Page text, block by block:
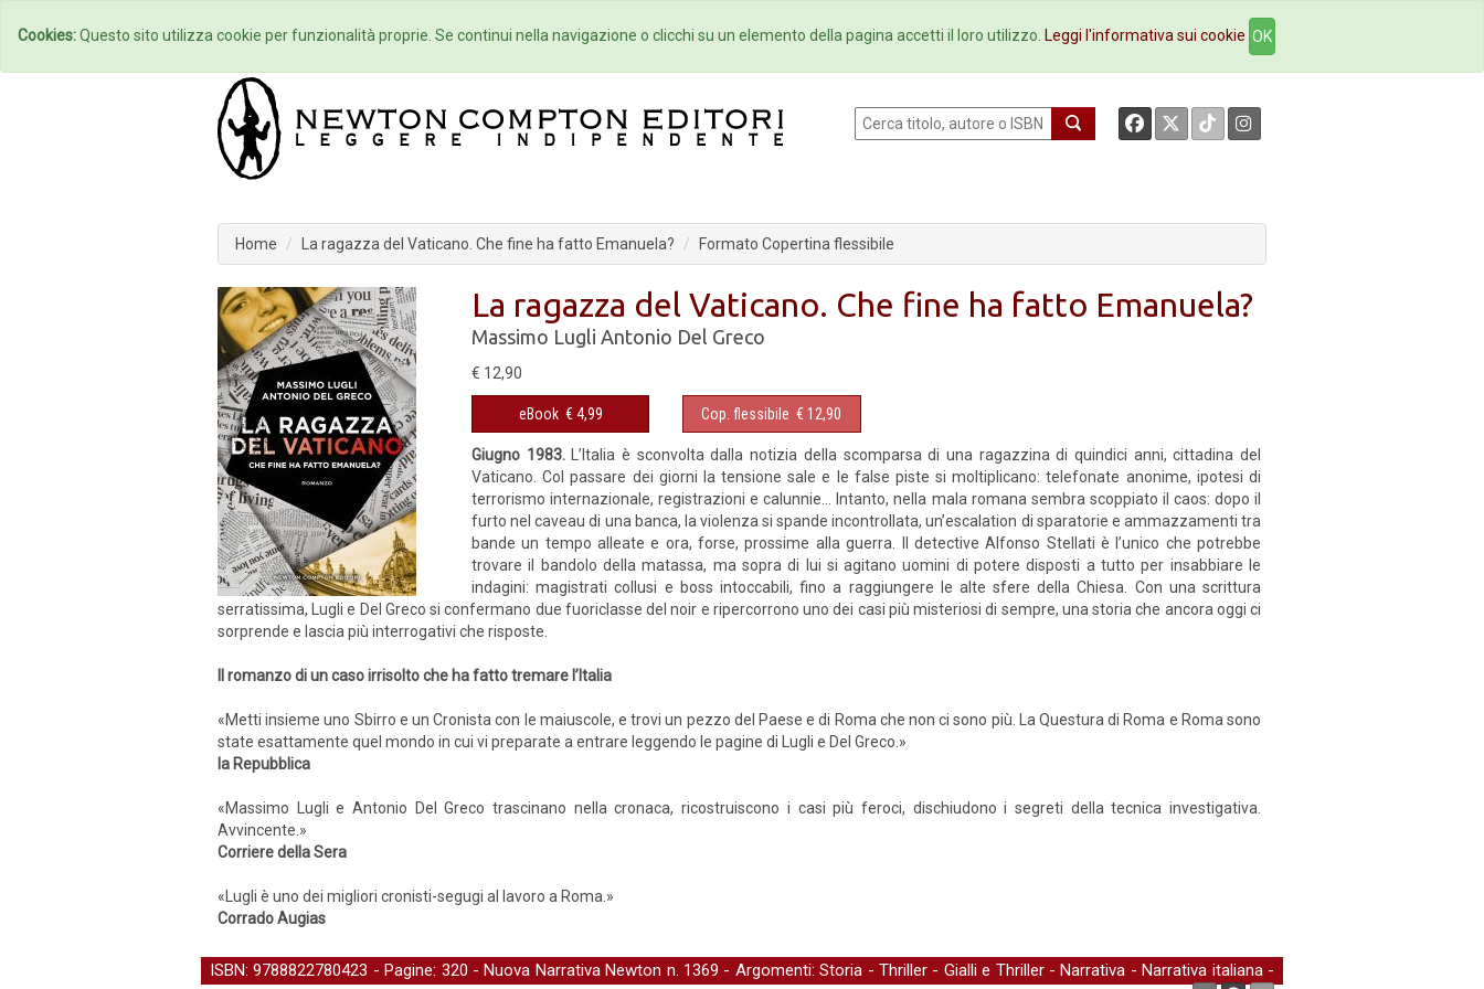
Home Autori Eventi Collane Newsletter Ebookstore Contatti
Home La ragazza del Vaticano. Che fine ha fatto Emanuela? Formato Copertina flessibile
La ragazza del Vaticano. Che fine ha fatto Emanuela?
Massimo Lugli Antonio Del Greco
€ 12,90
eBook € 4,99 Cop. flessibile € 12,90
Giugno 1983.L’Italia è sconvolta dalla notizia della scomparsa di una ragazzina di quindici anni, cittadina del
Vaticano. Col passare dei giorni la tensione sale e le false piste si moltiplicano: telefonate anonime, ipotesi di
terrorismo internazionale, registrazioni e calunnie… Intanto, nella mala romana sembra scoppiato il caos: dopo il
furto nel caveau di una banca, la violenza si spande incontrollata, un’escalation di sparatorie e ammazzamenti tra
bande un tempo alleate e ora, forse, prossime alla guerra. Il detective Alfonso Stellati è l’unico che potrebbe
trovare il bandolo della matassa, ma sopra di lui si agitano uomini di potere disposti a tutto per insabbiare le
indagini: magistrati collusi e boss intoccabili, fino a raggiungere le alte sfere della Chiesa. Con una scrittura
serratissima, Lugli e Del Greco si confermano due fuoriclasse del noir e ripercorrono uno dei casi più misteriosi di sempre, una storia che ancora oggi ci
sorprende e lascia più interrogativi che risposte.
Il romanzo di un caso irrisolto che ha fatto tremare l’Italia
«Metti insieme uno Sbirro e un Cronista con le maiuscole, e trovi un pezzo del Paese e di Roma che non ci sono più. La Questura di Roma e Roma sono
state esattamente quel mondo in cui vi preparate a entrare leggendo le pagine di Lugli e Del Greco.»
la Repubblica
«Massimo Lugli e Antonio Del Greco trascinano nella cronaca, ricostruiscono i casi più feroci, dischiudono i segreti della tecnica investigativa.
Avvincente.»
Corriere della Sera
«Lugli è uno dei migliori cronisti-segugi al lavoro a Roma.»
Corrado Augias
ISBN: 9788822780423 - Pagine: 320 -Nuova Narrativa Newton n. 1369 - Argomenti:Storia -Thriller - Gialli e Thriller-Narrativa -Narrativa italiana-
Cookies:Questo sito utilizza cookie per funzionalità proprie. Se continui nella navigazione o clicchi su un elemento della pagina accetti il loro utilizzo. Leggi l'informativa sui cookie OK